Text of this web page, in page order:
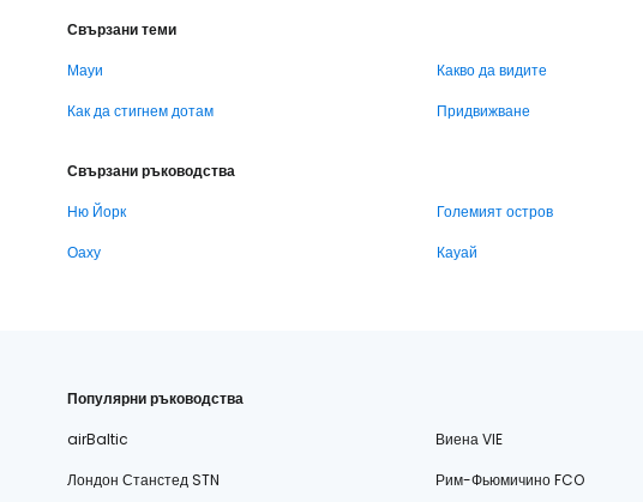
Свързани теми
Мауи
Какво да видите
Как да стигнем дотам
Придвижване
Свързани ръководства
Ню Йорк
Големият остров
Оаху
Кауай
Популярни ръководства
airBaltic
Виена VIE
Лондон Станстед STN
Рим-Фьюмичино FCO